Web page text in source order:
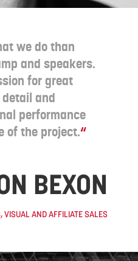
we do than
and speakers.
for great
and
performance
of the project.“
BEXON
VISUAL AND AFFILIATE SALES